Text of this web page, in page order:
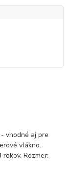
vhodné aj pre
vlákno.
Rozmer: